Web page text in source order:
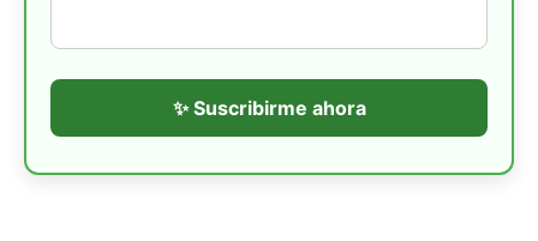
✨ Suscribirme ahora